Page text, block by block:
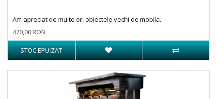
Am apreciat de multe ori obiectele vechi de mobila..
470,00 RON
STOC EPUIZAT